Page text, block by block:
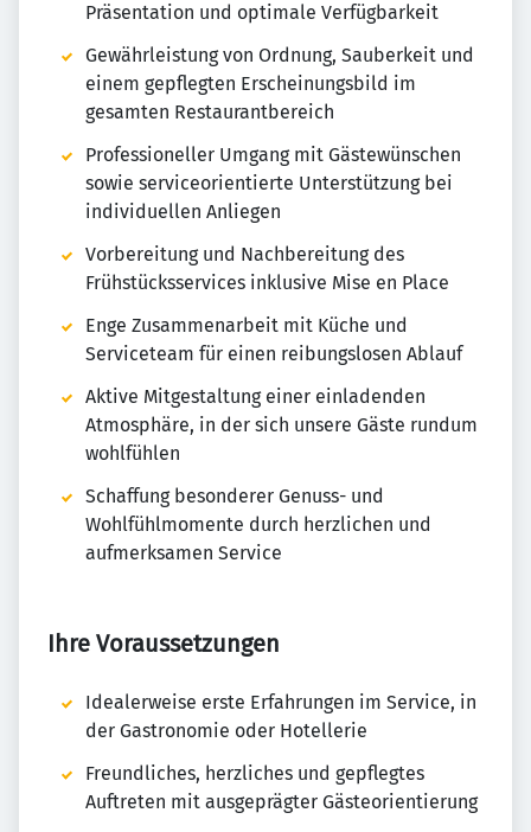
Präsentation und optimale Verfügbarkeit
Gewährleistung von Ordnung, Sauberkeit und
einem gepflegten Erscheinungsbild im
gesamten Restaurantbereich
Professioneller Umgang mit Gästewünschen
sowie serviceorientierte Unterstützung bei
individuellen Anliegen
Vorbereitung und Nachbereitung des
Frühstücksservices inklusive Mise en Place
Enge Zusammenarbeit mit Küche und
Serviceteam für einen reibungslosen Ablauf
Aktive Mitgestaltung einer einladenden
Atmosphäre, in der sich unsere Gäste rundum
wohlfühlen
Schaffung besonderer Genuss- und
Wohlfühlmomente durch herzlichen und
aufmerksamen Service
Ihre Voraussetzungen
Idealerweise erste Erfahrungen im Service, in
der Gastronomie oder Hotellerie
Freundliches, herzliches und gepflegtes
Auftreten mit ausgeprägter Gästeorientierung